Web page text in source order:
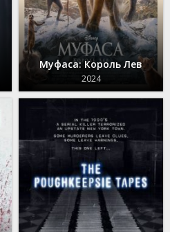
Муфаса: Король Лев
2024